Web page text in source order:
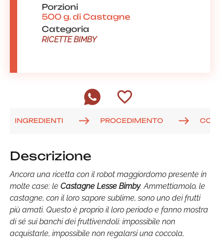
Porzioni
500 g. di Castagne
Categoria
RICETTE BIMBY
INGREDIENTI PROCEDIMENTO
Descrizione
Ancora una ricetta con il robot maggiordomo presente in
molte case: le Castagne Lesse Bimby. Ammettiamolo, le
castagne, con il loro sapore sublime, sono uno dei frutti
più amati. Questo è proprio il loro periodo e fanno mostra
di sé sui banchi dei fruttivendoli: impossibile non
acquistarle, impossibile non regalarsi una coccola,